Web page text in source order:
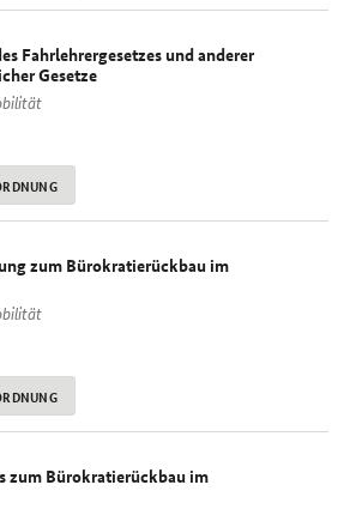
Fahrlehrergesetzes und anderer
Gesetze
zum Bürokratierückbau im
zum Bürokratierückbau im